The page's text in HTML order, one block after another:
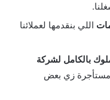
اللي بنقدمها لعملائنا
بالكامل لشركة
زي بعض